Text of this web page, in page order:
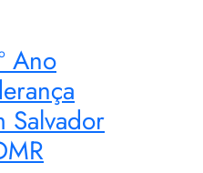
Ano
Salvador